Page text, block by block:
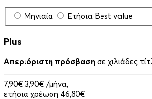
Μηνιαία Ετήσια Best value
Plus
Απεριόριστη πρόσβαση σε χιλιάδες
7,90€ 3,90€ /μήνα,
ετήσια χρέωση 46,80€